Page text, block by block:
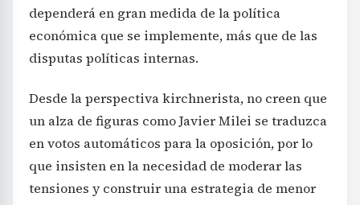
dependerá en gran medida de la política
económica que se implemente, más que de las
disputas políticas internas.
Desde la perspectiva kirchnerista, no creen que
un alza de figuras como Javier Milei se traduzca
en votos automáticos para la oposición, por lo
que insisten en la necesidad de moderar las
tensiones y construir una estrategia de menor